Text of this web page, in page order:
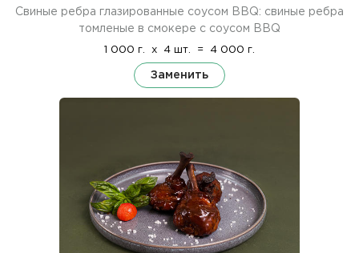
Свиные ребра глазированные соусом BBQ: свиные ребра
томленые в смокере с соусом BBQ
1 000 г. x 4 шт. = 4 000 г.
Заменить